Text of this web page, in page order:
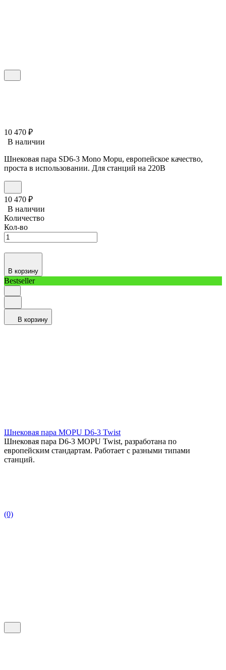
10 470 ₽
В наличии
Шнековая пара SD6-3 Mono Mopu, европейское качество,
проста в использовании. Для станций на 220В
10 470 ₽
В наличии
Количество
Кол-во
В корзину
Bestseller
В корзину
Шнековая пара MOPU D6-3 Twist
Шнековая пара D6-3 MOPU Twist, разработана по
европейским стандартам. Работает с разными типами
станций.
(0)